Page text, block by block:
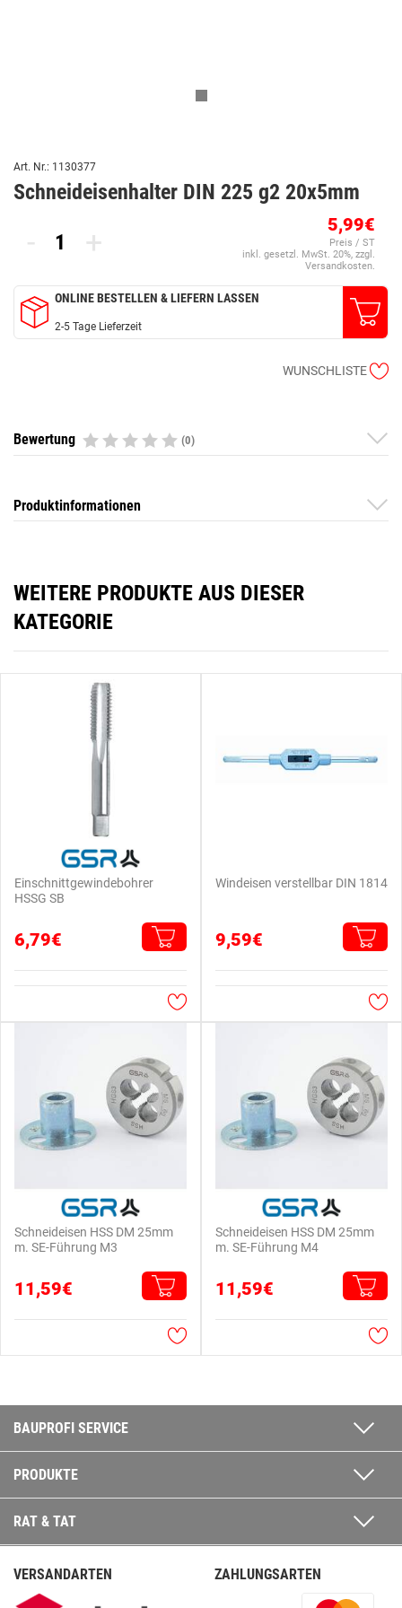
Art. Nr.: 1130377
Schneideisenhalter DIN 225 g2 20x5mm
- + 5,99€
Preis / ST
inkl. gesetzl. MwSt. 20%, zzgl.
Versandkosten.
ONLINE BESTELLEN & LIEFERN LASSEN
2-5 Tage Lieferzeit
WUNSCHLISTE
Bewertung (0)
Produktinformationen
WEITERE PRODUKTE AUS DIESER
KATEGORIE
Einschnittgewindebohrer
HSSG SB
6,79€
Windeisen verstellbar DIN 1814
9,59€
Schneideisen HSS DM 25mm
m. SE-Führung M3
11,59€
Schneideisen HSS DM 25mm
m. SE-Führung M4
11,59€
BAUPROFI SERVICE
PRODUKTE
RAT & TAT
VERSANDARTEN ZAHLUNGSARTEN